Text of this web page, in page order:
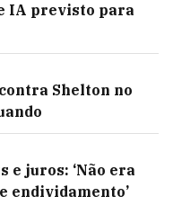
IA previsto para
Shelton no
e juros: ‘Não era
endividamento’